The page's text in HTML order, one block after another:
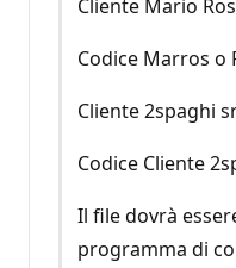
Cliente Mario
Codice Marros o
Cliente 2spaghi
Codice Cliente
Il file dovrà
programma di